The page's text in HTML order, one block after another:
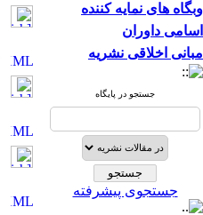
وبگاه های نمایه کننده
اسامی داوران
مبانی اخلاقی نشریه
جستجو در پایگاه
جستجوی پیشرفته